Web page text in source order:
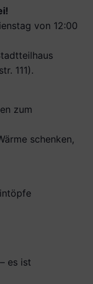
von 12:00
111).
zum
schenken,
– es ist